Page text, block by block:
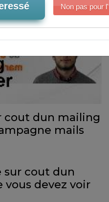
cout dun mailing
mails
sur cout dun
devez voir
Non pas pour